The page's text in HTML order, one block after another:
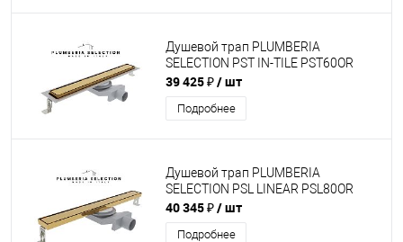
Душевой трап PLUMBERIA
SELECTION PST IN-TILE PST60OR
39 425 ₽/ шт
Подробнее
Душевой трап PLUMBERIA
SELECTION PSL LINEAR PSL80OR
40 345 ₽/ шт
Подробнее